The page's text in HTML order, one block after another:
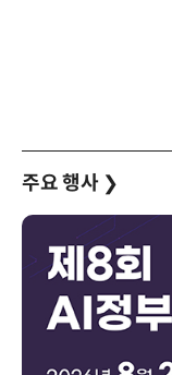
주요 행사 ❯